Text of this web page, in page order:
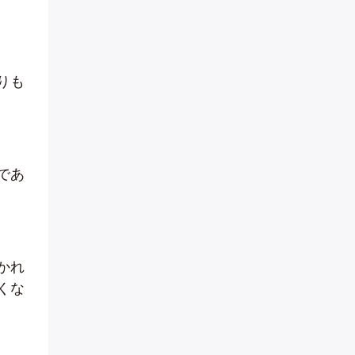
も
あ
れ
な